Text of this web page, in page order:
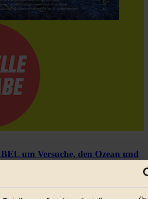
um Versuche, den Ozean und
festzuhalten.